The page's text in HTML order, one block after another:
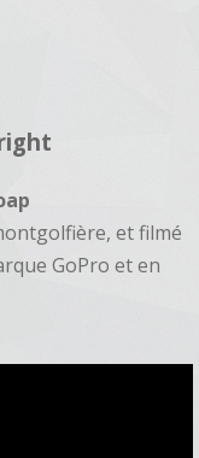
et filmé
GoPro et en